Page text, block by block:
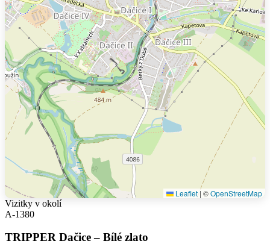
Leaflet | ©OpenStreetMap
Vizitky v okolí
A-1380
TRIPPER Dačice – Bílé zlato